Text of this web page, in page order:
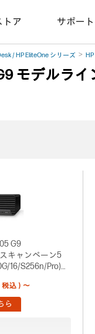
トア サポート
/ HP EliteOne シリーズ HP
モデルラ
G9
キャンペーン5
16/S256n/Pro)
税込）～
ら